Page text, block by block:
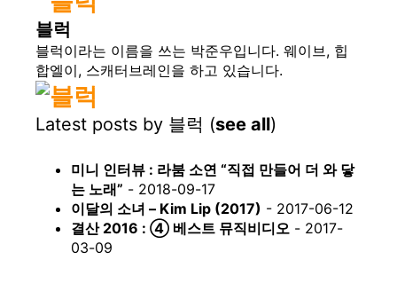
블럭
블럭이라는 이름을 쓰는 박준우입니다. 웨이브, 힙
합엘이, 스캐터브레인을 하고 있습니다.
Latest posts by 블럭 (see all)
미니 인터뷰 : 라붐 소연 “직접 만들어 더 와 닿
는 노래” - 2018-09-17
이달의 소녀 – Kim Lip (2017) - 2017-06-12
결산 2016 : ④ 베스트 뮤직비디오 - 2017-
03-09